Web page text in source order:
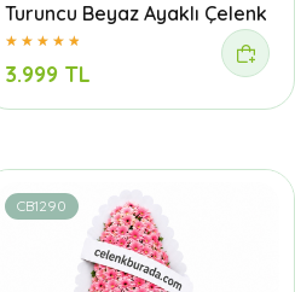
Turuncu Beyaz Ayaklı Çelenk
3.999 TL
CB1290